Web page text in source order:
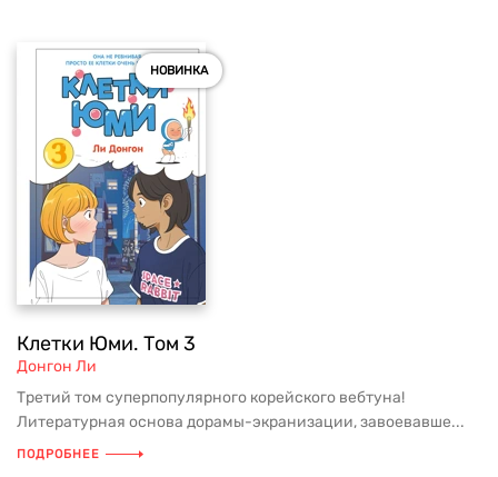
НОВИНКА
Клетки Юми. Том 3
Донгон Ли
Третий том суперпопулярного корейского вебтуна!
Литературная основа дорамы-экранизации, завоевавше...
ПОДРОБНЕЕ